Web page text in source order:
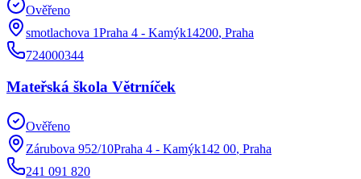
Ověřeno
smotlachova 1Praha 4 - Kamýk14200, Praha
724000344
Mateřská škola Větrníček
Ověřeno
Zárubova 952/10Praha 4 - Kamýk142 00, Praha
241 091 820